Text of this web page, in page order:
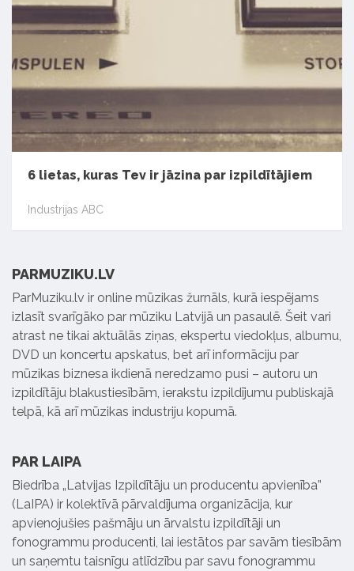
6 lietas, kuras Tev ir jāzina par izpildītājiem
Industrijas ABC
PARMUZIKU.LV
ParMuziku.lv ir online mūzikas žurnāls, kurā iespējams
izlasīt svarīgāko par mūziku Latvijā un pasaulē. Šeit vari
atrast ne tikai aktuālās ziņas, ekspertu viedokļus, albumu,
DVD un koncertu apskatus, bet arī informāciju par
mūzikas biznesa ikdienā neredzamo pusi – autoru un
izpildītāju blakustiesībām, ierakstu izpildījumu publiskajā
telpā, kā arī mūzikas industriju kopumā.
PAR LAIPA
Biedrība „Latvijas Izpildītāju un producentu apvienība”
(LaIPA) ir kolektīvā pārvaldījuma organizācija, kur
apvienojušies pašmāju un ārvalstu izpildītāji un
fonogrammu producenti, lai iestātos par savām tiesībām
un saņemtu taisnīgu atlīdzību par savu fonogrammu